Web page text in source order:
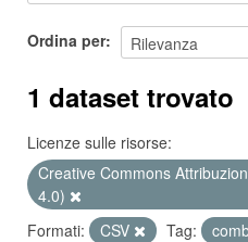
Ordina per
1 dataset trovato
Licenze sulle risorse:
Creative Commons
4.0)
Formati:
CSV Tag: